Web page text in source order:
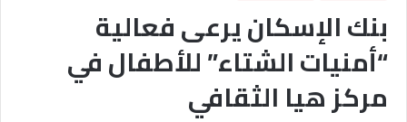
بنك الإسكان يرعى فعالية
“أمنيات الشتاء” للأطفال في
مركز هيا الثقافي